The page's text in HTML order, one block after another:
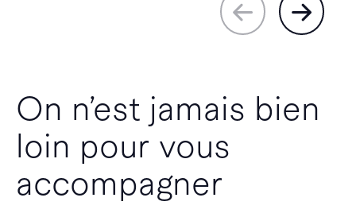
On n’est jamais bien
loin pour vous
accompagner